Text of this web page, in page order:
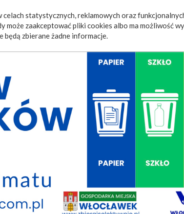
statystycznych, reklamowych oraz
zaakceptować pliki cookies albo ma możliwość
będą zbierane żadne informacje.
Ogłoszenia Video Fotorelacje